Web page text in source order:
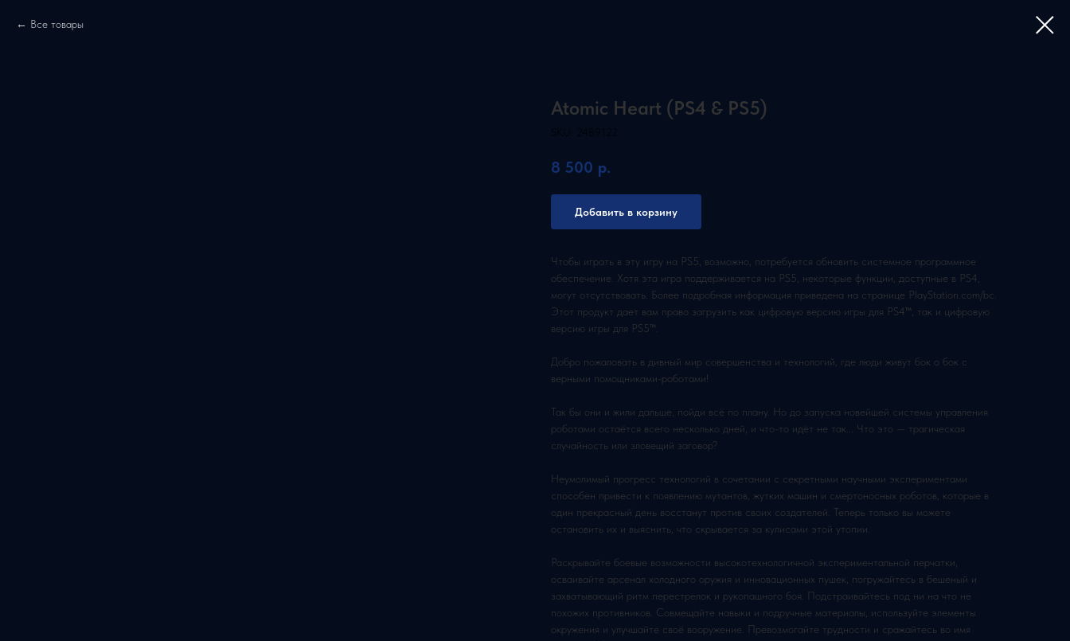
Все товары
Atomic Heart (PS4 & PS5)
SKU: 2489122
8 500 р.
Добавить в корзину
Чтобы играть в эту игру на PS5, возможно, потребуется обновить системное программное
обеспечение. Хотя эта игра поддерживается на PS5, некоторые функции, доступные в PS4,
могут отсутствовать. Более подробная информация приведена на странице PlayStation.com/bc.
Этот продукт дает вам право загрузить как цифровую версию игры для PS4™, так и цифровую
версию игры для PS5™.
Добро пожаловать в дивный мир совершенства и технологий, где люди живут бок о бок с
верными помощниками-роботами!
Так бы они и жили дальше, пойди всё по плану. Но до запуска новейшей системы управления
роботами остаётся всего несколько дней, и что-то идёт не так... Что это — трагическая
случайность или зловещий заговор?
Неумолимый прогресс технологий в сочетании с секретными научными экспериментами
способен привести к появлению мутантов, жутких машин и смертоносных роботов, которые в
один прекрасный день восстанут против своих создателей. Теперь только вы можете
остановить их и выяснить, что скрывается за кулисами этой утопии.
Раскрывайте боевые возможности высокотехнологичной экспериментальной перчатки,
осваивайте арсенал холодного оружия и инновационных пушек, погружайтесь в бешеный и
захватывающий ритм перестрелок и рукопашного боя. Подстраивайтесь под ни на что не
похожих противников. Совмещайте навыки и подручные материалы, используйте элементы
окружения и улучшайте своё вооружение. Превозмогайте трудности и сражайтесь во имя